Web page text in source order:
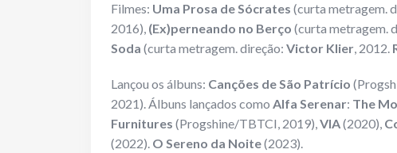
Filmes: Uma Prosa de Sócrates (curta metragem.
2016), (Ex)perneando no Berço (curta metragem.
Soda (curta metragem. direção: Victor Klier, 2012.
Lançou os álbuns: Canções de São Patrício
2021). Álbuns lançados como Alfa Serenar: The
Furnitures (Progshine/TBTCI, 2019),VIA(2020),
(2022). O Sereno da Noite(2023).